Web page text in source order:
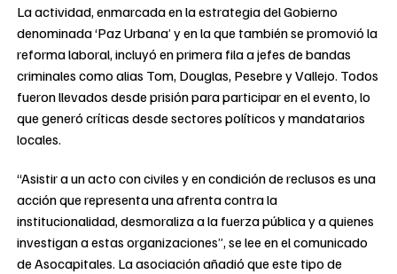
La actividad, enmarcada en la estrategia del Gobierno
denominada ‘Paz Urbana’ y en la que también se promovió la
reforma laboral, incluyó en primera fila a jefes de bandas
criminales como alias Tom, Douglas, Pesebre y Vallejo. Todos
fueron llevados desde prisión para participar en el evento, lo
que generó críticas desde sectores políticos y mandatarios
locales.
“Asistir a un acto con civiles y en condición de reclusos es una
acción que representa una afrenta contra la
institucionalidad, desmoraliza a la fuerza pública y a quienes
investigan a estas organizaciones”, se lee en el comunicado
de Asocapitales. La asociación añadió que este tipo de